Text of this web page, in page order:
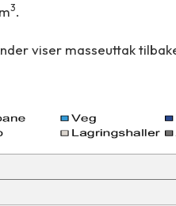
3.
viser masseuttak